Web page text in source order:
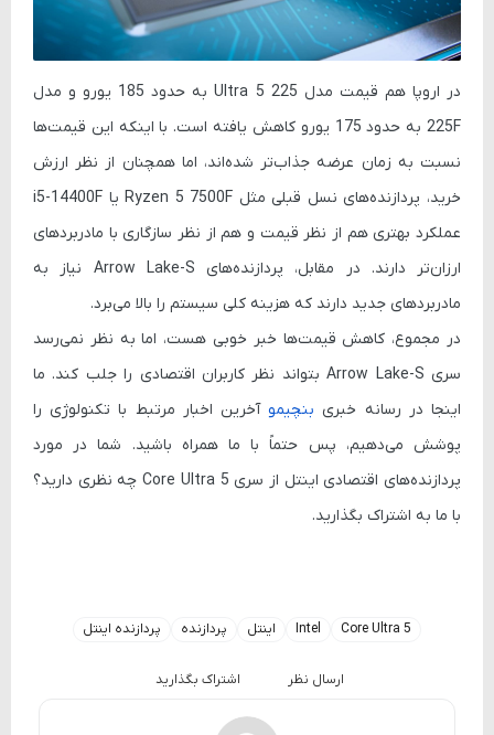
در اروپا هم قیمت مدل Ultra 5 225 به حدود 185 یورو و مدل
225F به حدود 175 یورو کاهش یافته است. با اینکه این قیمت‌ها
نسبت به زمان عرضه جذاب‌تر شده‌اند، اما همچنان از نظر ارزش
خرید، پردازنده‌های نسل قبلی مثل Ryzen 5 7500F یا i5-14400F
عملکرد بهتری هم از نظر قیمت و هم از نظر سازگاری با مادربردهای
ارزان‌تر دارند. در مقابل، پردازنده‌های Arrow Lake-S نیاز به
مادربردهای جدید دارند که هزینه کلی سیستم را بالا می‌برد.
در مجموع، کاهش قیمت‌ها خبر خوبی هست، اما به نظر نمی‌رسد
سری Arrow Lake-S بتواند نظر کاربران اقتصادی را جلب کند. ما
اینجا در رسانه خبری بنچیمو آخرین اخبار مرتبط با تکنولوژی را
پوشش می‌دهیم، پس حتماً با ما همراه باشید. شما در مورد
پردازنده‌های اقتصادی اینتل از سری Core Ultra 5 چه نظری دارید؟
با ما به اشتراک بگذارید.
Core Ultra 5
Intel اینتل پردازنده پردازنده اینتل
ارسال نظر اشتراک بگذارید